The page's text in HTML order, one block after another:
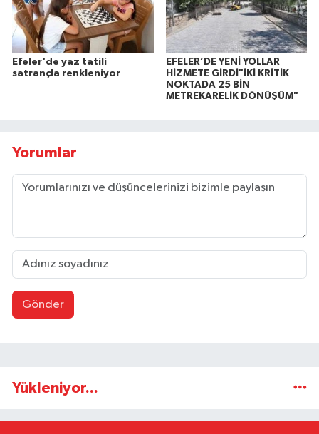
Efeler'de yaz tatili
satrançla renkleniyor
EFELER’DE YENİ YOLLAR
HİZMETE GİRDİ"İKİ KRİTİK
NOKTADA 25 BİN
METREKARELİK DÖNÜŞÜM"
Yorumlar
Gönder
Yükleniyor...